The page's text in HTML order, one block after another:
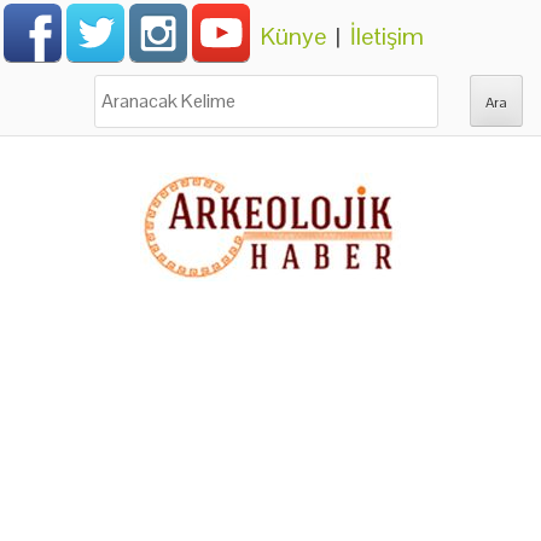
Künye | İletişim